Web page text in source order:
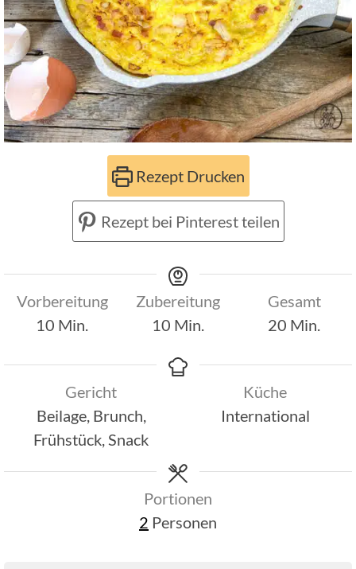
Rezept Drucken
Rezept bei Pinterest teilen
Vorbereitung
10 Minuten
Min.
Zubereitung
10 Minuten
Min.
Gesamt
20 Minuten
Min.
Gericht
Beilage, Brunch,
Frühstück, Snack
Küche
International
Portionen
2 Personen